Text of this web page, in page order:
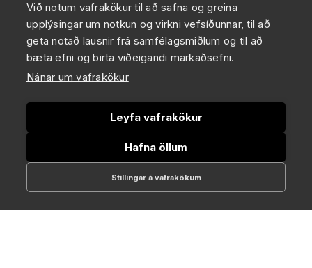
Við notum vafrakökur til að safna og greina
upplýsingar um notkun og virkni vefsíðunnar, til að
geta notað lausnir frá samfélagsmiðlum og til að
bæta efni og birta viðeigandi markaðsefni.
Nánar um vafrakökur
Leyfa vafrakökur
Hafna öllum
Stillingar á vafrakökum